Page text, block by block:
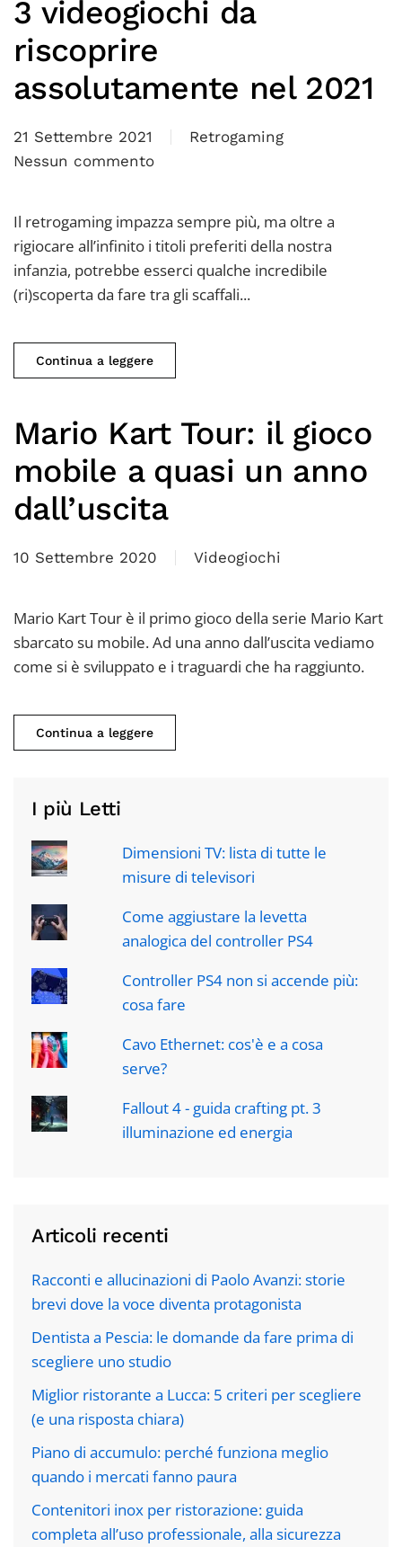
3 videogiochi da
riscoprire
assolutamente nel 2021
21 Settembre 2021
Retrogaming
Nessun commento
su
videogiochi
da
riscoprire
assolutamente
2021
Il retrogaming impazza sempre più, ma oltre a
rigiocare all’infinito i titoli preferiti della nostra
infanzia, potrebbe esserci qualche incredibile
(ri)scoperta da fare tra gli scaffali...
Continua a leggere
Mario Kart Tour: il gioco
mobile a quasi un anno
dall’uscita
10 Settembre 2020 Videogiochi
Mario Kart Tour è il primo gioco della serie Mario Kart
sbarcato su mobile. Ad una anno dall’uscita vediamo
come si è sviluppato e i traguardi che ha raggiunto.
Continua a leggere
I più Letti
Dimensioni TV: lista di tutte le
misure di televisori
Come aggiustare la levetta
analogica del controller PS4
Controller PS4 non si accende più:
cosa fare
Cavo Ethernet: cos'è e a cosa
serve?
Fallout 4 - guida crafting pt. 3
illuminazione ed energia
Articoli recenti
Racconti e allucinazioni di Paolo Avanzi: storie
brevi dove la voce diventa protagonista
Dentista a Pescia: le domande da fare prima di
scegliere uno studio
Miglior ristorante a Lucca: 5 criteri per scegliere
(e una risposta chiara)
Piano di accumulo: perché funziona meglio
quando i mercati fanno paura
Contenitori inox per ristorazione: guida
completa all’uso professionale, alla sicurezza